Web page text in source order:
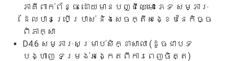
ភាគីពាក់ព័ន្ធ ដោយមានបញ្ជីឈ្មោះ ភេទ សម្ភារៈ
ដែលបានប្រើប្រាស់ និងសេចក្តីសង្ខេបនៃកិច្ច
ពិភាក្សា
D4.6 សម្ភារៈសម្រាប់សិក្ខាសាលា (ដូចជាបទ
បង្ហាញ ទម្រង់អង្កេតពីការពេញចិត្ត)